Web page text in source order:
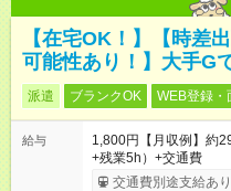
【在宅OK！】【時差
可能性あり！】大手G
派遣 ブランクOK WEB登録・
給与
1,800円【月収例】約
+残業5h）+交通費
交通費別途支給あり